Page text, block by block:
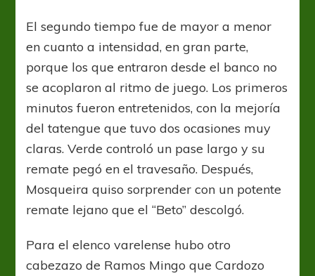
El segundo tiempo fue de mayor a menor
en cuanto a intensidad, en gran parte,
porque los que entraron desde el banco no
se acoplaron al ritmo de juego. Los primeros
minutos fueron entretenidos, con la mejoría
del tatengue que tuvo dos ocasiones muy
claras. Verde controló un pase largo y su
remate pegó en el travesaño. Después,
Mosqueira quiso sorprender con un potente
remate lejano que el “Beto” descolgó.
Para el elenco varelense hubo otro
cabezazo de Ramos Mingo que Cardozo